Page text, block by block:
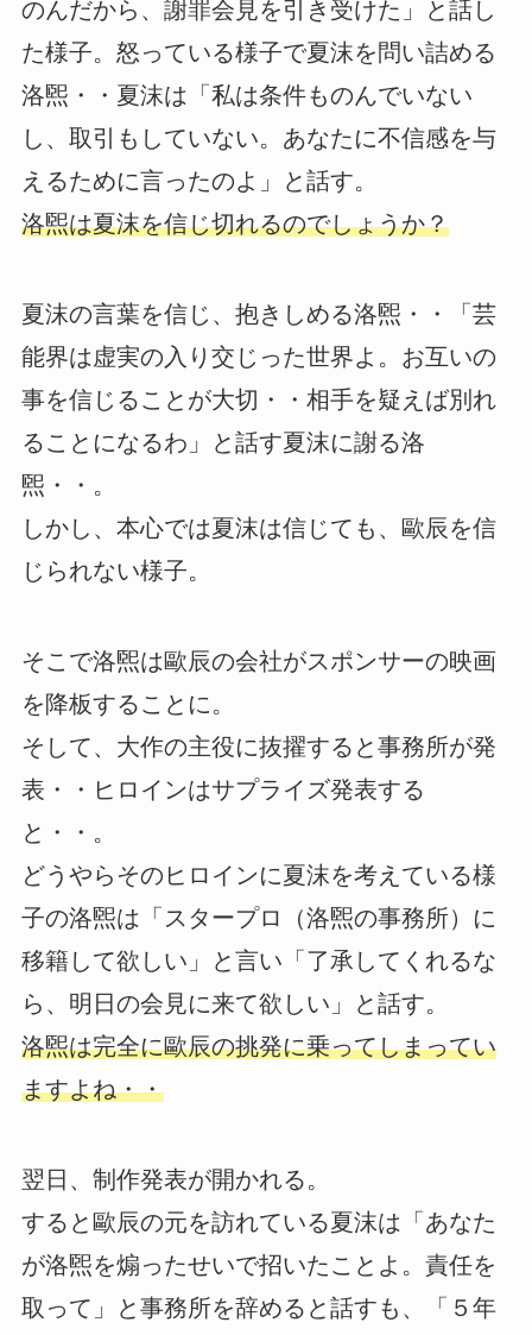
のんだから、謝罪会見を引き受けた」と話し
た様子。怒っている様子で夏沫を問い詰める
洛煕・・夏沫は「私は条件ものんでいない
し、取引もしていない。あなたに不信感を与
えるために言ったのよ」と話す。
洛煕は夏沫を信じ切れるのでしょうか？
夏沫の言葉を信じ、抱きしめる洛煕・・「芸
能界は虚実の入り交じった世界よ。お互いの
事を信じることが大切・・相手を疑えば別れ
ることになるわ」と話す夏沫に謝る洛
煕・・。
しかし、本心では夏沫は信じても、歐辰を信
じられない様子。
そこで洛煕は歐辰の会社がスポンサーの映画
を降板することに。
そして、大作の主役に抜擢すると事務所が発
表・・ヒロインはサプライズ発表する
と・・。
どうやらそのヒロインに夏沫を考えている様
子の洛煕は「スタープロ（洛煕の事務所）に
移籍して欲しい」と言い「了承してくれるな
ら、明日の会見に来て欲しい」と話す。
洛煕は完全に歐辰の挑発に乗ってしまってい
ますよね・・
翌日、制作発表が開かれる。
すると歐辰の元を訪れている夏沫は「あなた
が洛煕を煽ったせいで招いたことよ。責任を
取って」と事務所を辞めると話すも、「５年